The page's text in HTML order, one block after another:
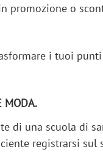
promozione o
i tuoi
MODA.
di una scuola di
registrarsi sul